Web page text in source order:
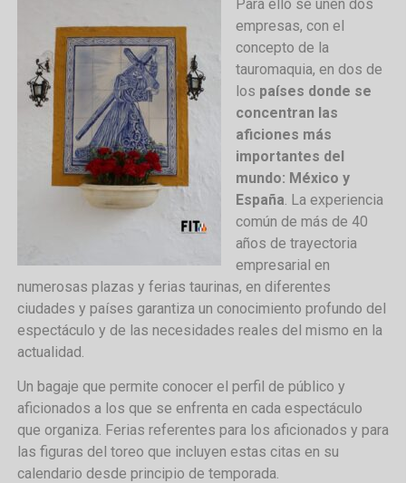
Para ello se unen dos
empresas, con el
concepto de la
tauromaquia, en dos de
los países donde se
concentran las
aficiones más
importantes del
mundo: México y
España. La experiencia
común de más de 40
años de trayectoria
empresarial en
numerosas plazas y ferias taurinas, en diferentes
ciudades y países garantiza un conocimiento profundo del
espectáculo y de las necesidades reales del mismo en la
actualidad.
Un bagaje que permite conocer el perfil de público y
aficionados a los que se enfrenta en cada espectáculo
que organiza. Ferias referentes para los aficionados y para
las figuras del toreo que incluyen estas citas en su
calendario desde principio de temporada.